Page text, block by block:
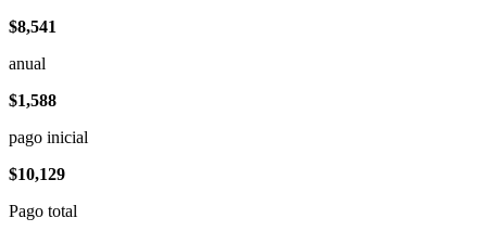
$8,541
anual
$1,588
pago inicial
$10,129
Pago total